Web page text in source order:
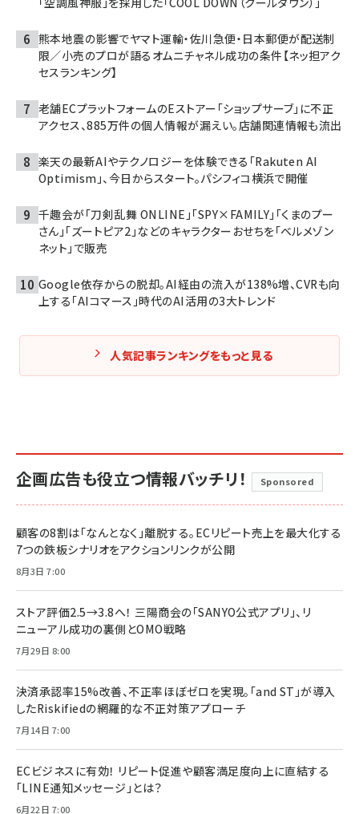
熊本地震の影響でヤマト運輸・佐川急便・日本郵便が配送制
限／小売のプロが語るオムニチャネル成功の条件【ネッ担アク
セスランキング】
老舗ECプラットフォームのEストアー「ショップサーブ」に不正
アクセス、885万件の個人情報が漏えい。店舗関連情報も流出
楽天の最新AIやテクノロジーを体験できる「Rakuten AI
Optimism」、今日からスタート。パシフィコ横浜で開催
千趣会が「刀剣乱舞 ONLINE」「SPY×FAMILY」「くまのプー
さん」「ズートピア2」などのキャラクターおせちを「ベルメゾン
ネット」で販売
Google依存からの脱却。AI経由の流入が138%増、CVRも向
上する「AIコマース」時代のAI活用の3大トレンド
人気記事ランキングをもっと見る
企画広告も役立つ情報バッチリ！ Sponsored
顧客の8割は「なんとなく」離脱する。ECリピート売上を最大化する
7つの鉄板シナリオをアクションリンクが公開
8月3日 7:00
ストア評価2.5→3.8へ！ 三陽商会の「SANYO公式アプリ」、リ
ニューアル成功の裏側とOMO戦略
7月29日 8:00
決済承認率15%改善、不正率ほぼゼロを実現。「and ST」が導入
したRiskifiedの網羅的な不正対策アプローチ
7月14日 7:00
ECビジネスに有効！ リピート促進や顧客満足度向上に直結する
「LINE通知メッセージ」とは？
6月22日 7:00